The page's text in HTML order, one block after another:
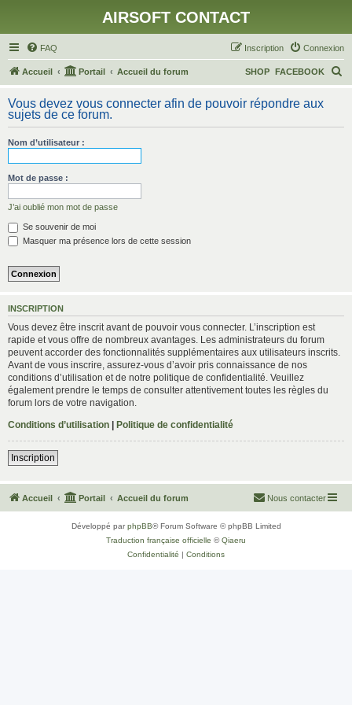
AIRSOFT CONTACT
FAQ Connexion
Inscription
Accueil Portail Accueil du forum
h
FACEBOOK
SHOP
Vous devez vous connecter afin de pouvoir répondre aux
sujets de ce forum.
Nom d’utilisateur :
Mot de passe :
J’ai oublié mon mot de passe
Se souvenir de moi
Masquer ma présence lors de cette session
INSCRIPTION
Vous devez être inscrit avant de pouvoir vous connecter. L’inscription est
rapide et vous offre de nombreux avantages. Les administrateurs du forum
peuvent accorder des fonctionnalités supplémentaires aux utilisateurs inscrits.
Avant de vous inscrire, assurez-vous d’avoir pris connaissance de nos
conditions d’utilisation et de notre politique de confidentialité. Veuillez
également prendre le temps de consulter attentivement toutes les règles du
forum lors de votre navigation.
Conditions d’utilisation | Politique de confidentialité
Inscription
Accueil Portail Accueil du forum Nous contacter
Développé parphpBB® Forum Software © phpBB Limited
Traduction française officielle ©Qiaeru
Confidentialité | Conditions